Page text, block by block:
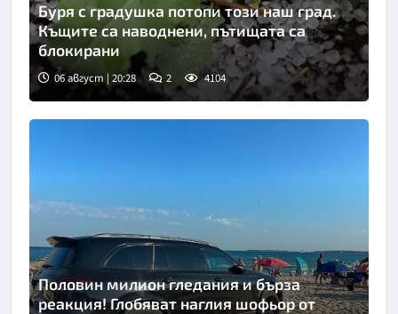
Буря с градушка потопи този наш град.
Къщите са наводнени, пътищата са
блокирани
06 август | 20:28 2 4104
Половин милион гледания и бърза
реакция! Глобяват наглия шофьор от